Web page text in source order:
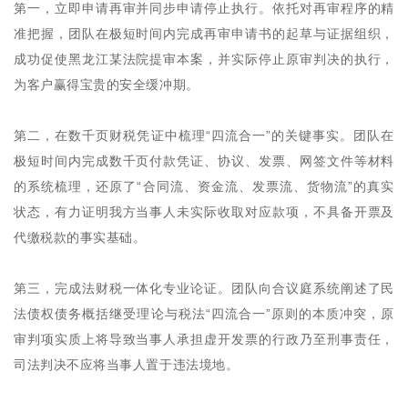
第一，立即申请再审并同步申请停止执行。依托对再审程序的精
准把握，团队在极短时间内完成再审申请书的起草与证据组织，
成功促使黑龙江某法院提审本案，并实际停止原审判决的执行，
为客户赢得宝贵的安全缓冲期。
第二，在数千页财税凭证中梳理“四流合一”的关键事实。团队在
极短时间内完成数千页付款凭证、协议、发票、网签文件等材料
的系统梳理，还原了“合同流、资金流、发票流、货物流”的真实
状态，有力证明我方当事人未实际收取对应款项，不具备开票及
代缴税款的事实基础。
第三，完成法财税一体化专业论证。团队向合议庭系统阐述了民
法债权债务概括继受理论与税法“四流合一”原则的本质冲突，原
审判项实质上将导致当事人承担虚开发票的行政乃至刑事责任，
司法判决不应将当事人置于违法境地。